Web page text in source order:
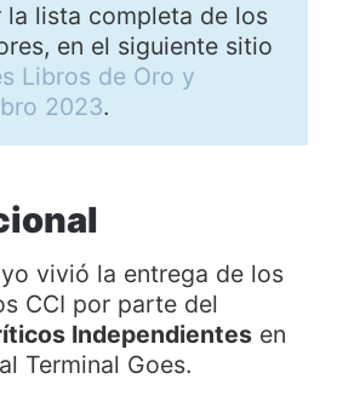
la lista completa de los
en el siguiente sitio
Libros de Oro y
2023.
vivió la entrega de los
CCI por parte del
Independientesen
Terminal Goes.